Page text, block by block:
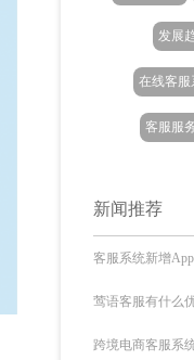
发展
在线客服
客服服
新闻推荐
客服系统新增
莺语客服有什么
跨境电商客服系